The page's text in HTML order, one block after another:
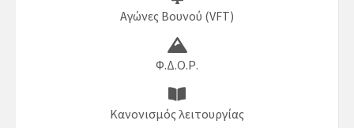
Αγώνες Βουνού (VFT)
Φ.Δ.Ο.Ρ.
Κανονισμός λειτουργίας